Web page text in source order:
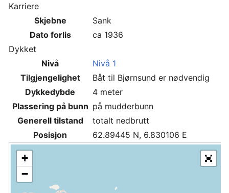
Karriere
Skjebne
Sank
Dato forlis
ca 1936
Dykket
Nivå
Nivå 1
Tilgjengelighet
Båt til Bjørnsund er nødvendig
Dykkedybde
4 meter
Plassering på bunn på mudderbunn
Generell tilstand
totalt nedbrutt
Posisjon
62.89445 N, 6.830106 E
+
−